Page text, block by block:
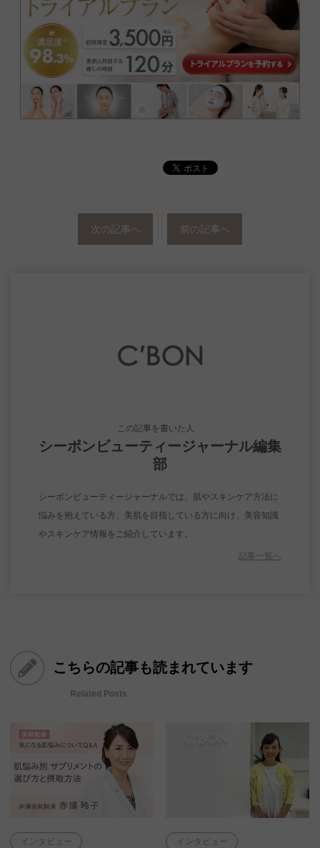
次の記事へ 前の記事へ
この記事を書いた人
シーボンビューティージャーナル編集
部
シーボンビューティージャーナルでは、肌やスキンケア方法に
悩みを抱えている方、美肌を目指している方に向け、美容知識
やスキンケア情報をご紹介しています。
記事一覧へ
こちらの記事も読まれています
Related Posts
インタビュー インタビュー